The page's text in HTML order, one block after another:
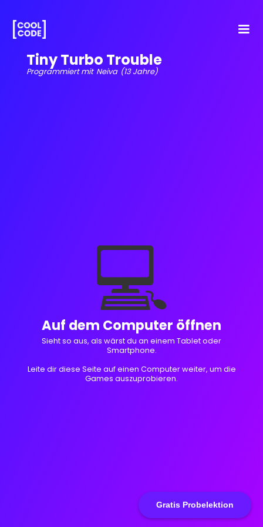
Gratis Probelektion
Tiny Turbo Trouble
Programmiert mit Neiva (13 Jahre)
💻
Auf dem Computer öffnen
Sieht so aus, als wärst du an einem Tablet oder
Smartphone.
Leite dir diese Seite auf einen Computer weiter, um die
Games auszuprobieren.